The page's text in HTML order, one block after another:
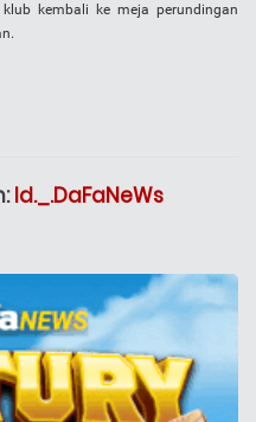
kembali ke meja perundingan
Id._.DaFaNeWs